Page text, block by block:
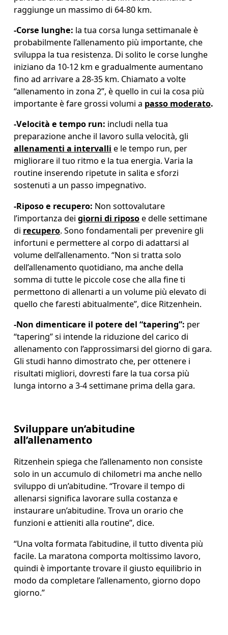
raggiunge un massimo di 64-80 km.
-Corse lunghe: la tua corsa lunga settimanale è
probabilmente l’allenamento più importante, che
sviluppa la tua resistenza. Di solito le corse lunghe
iniziano da 10-12 km e gradualmente aumentano
fino ad arrivare a 28-35 km. Chiamato a volte
“allenamento in zona 2”, è quello in cui la cosa più
importante è fare grossi volumi a passo moderato.
-Velocità e tempo run: includi nella tua
preparazione anche il lavoro sulla velocità, gli
allenamenti a intervalli e le tempo run, per
migliorare il tuo ritmo e la tua energia. Varia la
routine inserendo ripetute in salita e sforzi
sostenuti a un passo impegnativo.
-Riposo e recupero: Non sottovalutare
l’importanza dei giorni di riposo e delle settimane
di recupero. Sono fondamentali per prevenire gli
infortuni e permettere al corpo di adattarsi al
volume dell’allenamento. “Non si tratta solo
dell’allenamento quotidiano, ma anche della
somma di tutte le piccole cose che alla fine ti
permettono di allenarti a un volume più elevato di
quello che faresti abitualmente”, dice Ritzenhein.
-Non dimenticare il potere del “tapering”: per
“tapering” si intende la riduzione del carico di
allenamento con l’approssimarsi del giorno di gara.
Gli studi hanno dimostrato che, per ottenere i
risultati migliori, dovresti fare la tua corsa più
lunga intorno a 3-4 settimane prima della gara.
Sviluppare un’abitudine
all’allenamento
Ritzenhein spiega che l’allenamento non consiste
solo in un accumulo di chilometri ma anche nello
sviluppo di un’abitudine. “Trovare il tempo di
allenarsi significa lavorare sulla costanza e
instaurare un’abitudine. Trova un orario che
funzioni e attieniti alla routine”, dice.
“Una volta formata l’abitudine, il tutto diventa più
facile. La maratona comporta moltissimo lavoro,
quindi è importante trovare il giusto equilibrio in
modo da completare l’allenamento, giorno dopo
giorno.”